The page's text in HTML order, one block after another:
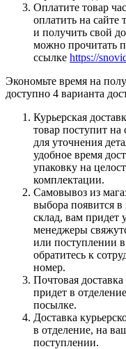
Оплатите товар
оплатить на сайте
и получить свой
можно прочитать
ссылке https://
Экономьте время на
доступно 4 варианта
Курьерская
товар поступит на
для уточнения
удобное время
упаковку на
комплектации.
Самовывоз из
выбора появится в
склад, вам придет
менеджеры
или поступлении в
обратитесь к
номер.
Почтовая доставка
придет в
посылке.
Доставка
в отделение, на
поступлении.